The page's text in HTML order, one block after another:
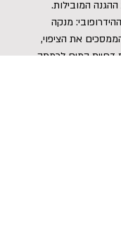
המובילות.
מנקה
את הציפוי,
דחיית המים לרמתה